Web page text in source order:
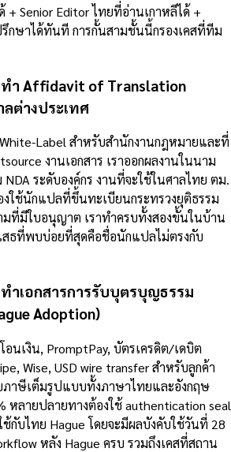
+ Senior Editor ไทยที่อ่านเกาหลีได้ +
กษาได้ทันที การกั้นสามชั้นนี้กรองเคสที่ทีม
ทำ Affidavit of Translation
ต่างประเทศ
White-Label สำหรับสำนักงานกฎหมายและที่
งานเอกสาร เราออกผลงานในนาม
ระดับองค์กร งานที่จะใช้ในศาลไทย ตม.
ใช้นักแปลที่ขึ้นทะเบียนกระทรวงยุติธรรม
มที่มีใบอนุญาต เราทำครบทั้งสองขั้นในบ้าน
สธที่พบบ่อยที่สุดคือชื่อนักแปลไม่ตรงกับ
ำเอกสารการรับบุตรบุญธรรม
Adoption)
อนเงิน, PromptPay, บัตรเครดิต/เดบิต
Wise, USD wire transfer สำหรับลูกค้า
ภาษีเต็มรูปแบบทั้งภาษาไทยและอังกฤษ
หลายปลายทางต้องใช้ authentication seal
กับไทย Hague โดยจะมีผลบังคับใช้วันที่ 28
หลัง Hague ครบ รวมถึงเคสที่สถาน